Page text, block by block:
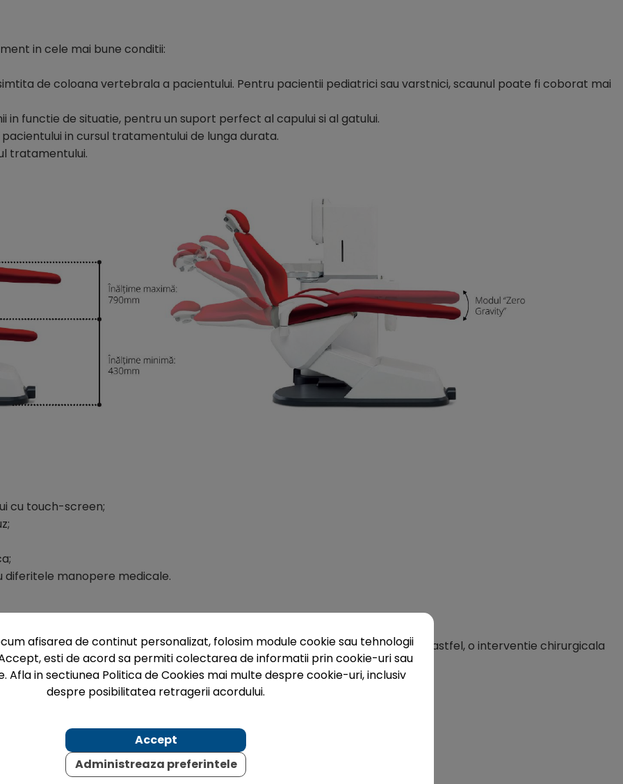
in cele mai bune conditii:
de coloana vertebrala a pacientului. Pentru pacientii pediatrici sau varstnici, scaunul poate fi coborat mai
functie de situatie, pentru un suport perfect al capului si al gatului.
in cursul tratamentului de lunga durata.
tratamentului.
cu touch-screen;
manopere medicale.
baza
consultarea si comunicarea cu pacientul in timpul tratamentului, rezultand, astfel, o interventie chirurgicala
afisarea de continut personalizat, folosim module cookie sau tehnologii
esti de acord sa permiti colectarea de informatii prin cookie-uri sau
Afla in sectiunea Politica de Cookies mai multe despre cookie-uri, inclusiv
despre posibilitatea retragerii acordului.
Accept
Administreaza preferintele